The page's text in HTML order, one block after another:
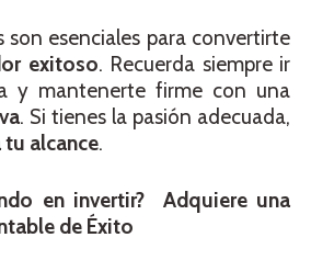
son esenciales para convertirte
exitoso. Recuerda siempre ir
y mantenerte firme con una
. Si tienes la pasión adecuada,
alcance.
en invertir? Adquiere una
de Éxito